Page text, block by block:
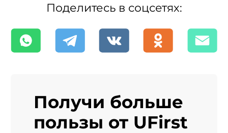
Поделитесь в соцсетях:
Получи больше
пользы от UFirst